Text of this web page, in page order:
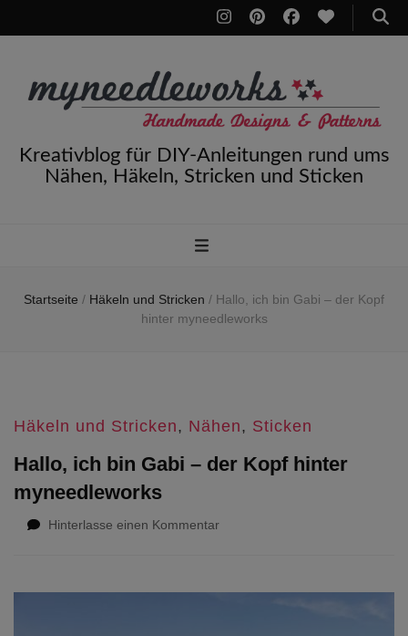
Kreativblog für DIY-Anleitungen rund ums
Nähen, Häkeln, Stricken und Sticken
Startseite / Häkeln und Stricken / Hallo, ich bin Gabi – der Kopf
hinter myneedleworks
Häkeln und Stricken, Nähen, Sticken
Hallo, ich bin Gabi – der Kopf hinter
myneedleworks
Hinterlasse einen Kommentarzu